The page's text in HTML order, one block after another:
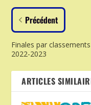
Précédent
Finales par classements
2022-2023
ARTICLES